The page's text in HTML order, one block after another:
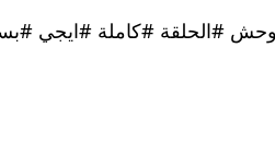
#الحلقة #كاملة #ايجي